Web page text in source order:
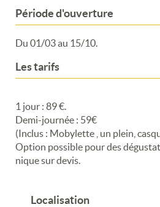
Période d'ouverture
Du 01/03 au 15/10.
Les tarifs
1 jour : 89 €.
Demi-journée : 59€
(Inclus : Mobylette , un plein,
Option possible pour des
nique sur devis.
Localisation